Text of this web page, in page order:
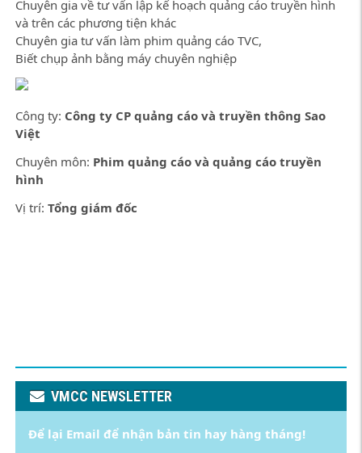
Chuyên gia về tư vấn lập kế hoạch quảng cáo truyền hình
và trên các phương tiện khác
Chuyên gia tư vấn làm phim quảng cáo TVC,
Biết chụp ảnh bằng máy chuyên nghiệp
Công ty: Công ty CP quảng cáo và truyền thông Sao
Việt
Chuyên môn: Phim quảng cáo và quảng cáo truyền
hình
Vị trí: Tổng giám đốc
VMCC NEWSLETTER
Để lại Email để nhận bản tin hay hàng tháng!